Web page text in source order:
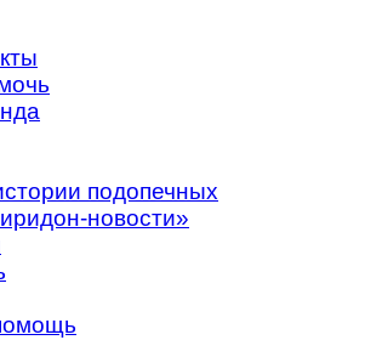
подопечных
новости»